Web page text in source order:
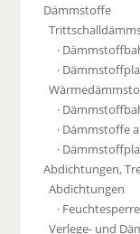
Dämmstoffe
·
·
·
· Dämmstoffe
·
Abdichtungen,
Abdichtungen
·
Verlege- und